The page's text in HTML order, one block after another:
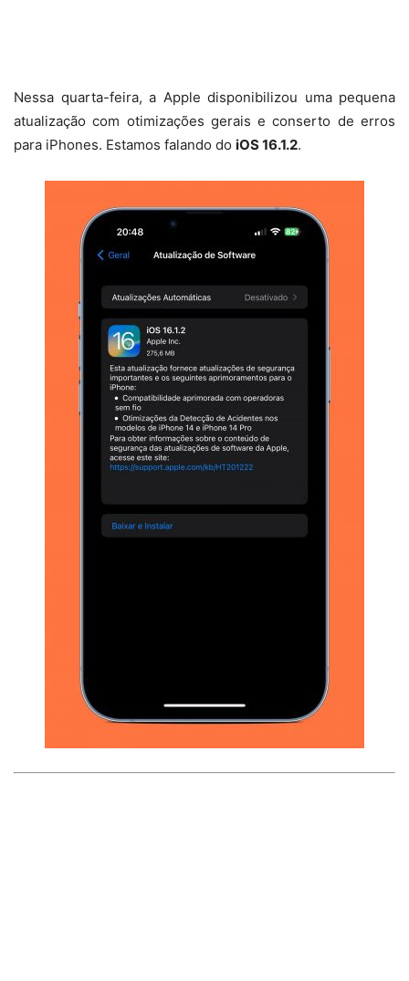
Nessa quarta-feira, a Apple disponibilizou uma pequena
atualização com otimizações gerais e conserto de erros
para iPhones. Estamos falando do iOS 16.1.2.